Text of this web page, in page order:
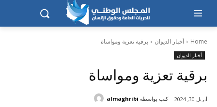
Home أخبار الديوان برقية تعزية ومواساة
أخبار الديوان
برقية تعزية ومواساة
أبريل 30, 2024 كتب بواسطة almaghribi